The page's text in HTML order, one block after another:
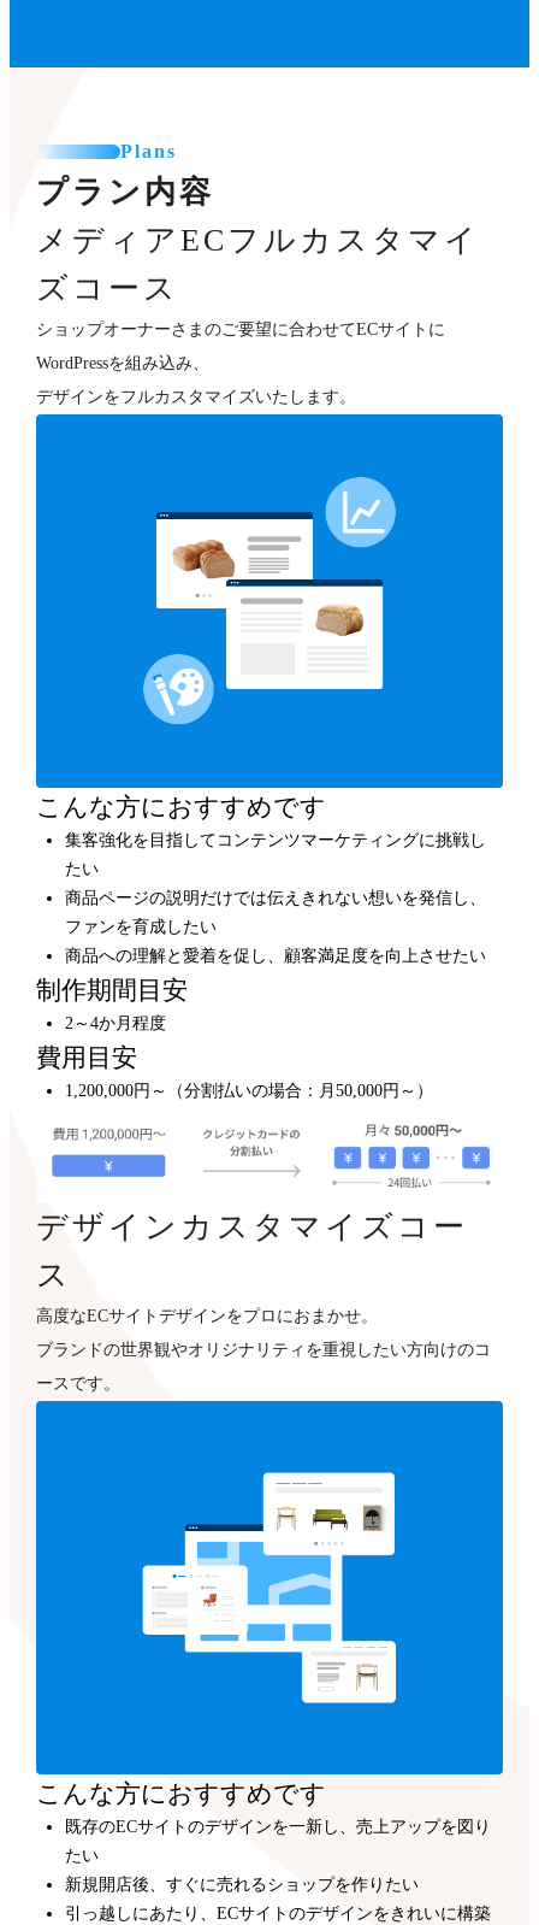
Plans
プラン内容
メディアECフルカスタマイ
ズコース
ショップオーナーさまのご要望に合わせてECサイトに
WordPressを組み込み、
デザインをフルカスタマイズいたします。
こんな方におすすめです
集客強化を目指してコンテンツマーケティングに挑戦し
たい
商品ページの説明だけでは伝えきれない想いを発信し、
ファンを育成したい
商品への理解と愛着を促し、顧客満足度を向上させたい
制作期間目安
2～4か月程度
費用目安
1,200,000円～（分割払いの場合：月50,000円～）
デザインカスタマイズコー
ス
高度なECサイトデザインをプロにおまかせ。
ブランドの世界観やオリジナリティを重視したい方向けのコ
ースです。
こんな方におすすめです
既存のECサイトのデザインを一新し、売上アップを図り
たい
新規開店後、すぐに売れるショップを作りたい
引っ越しにあたり、ECサイトのデザインをきれいに構築